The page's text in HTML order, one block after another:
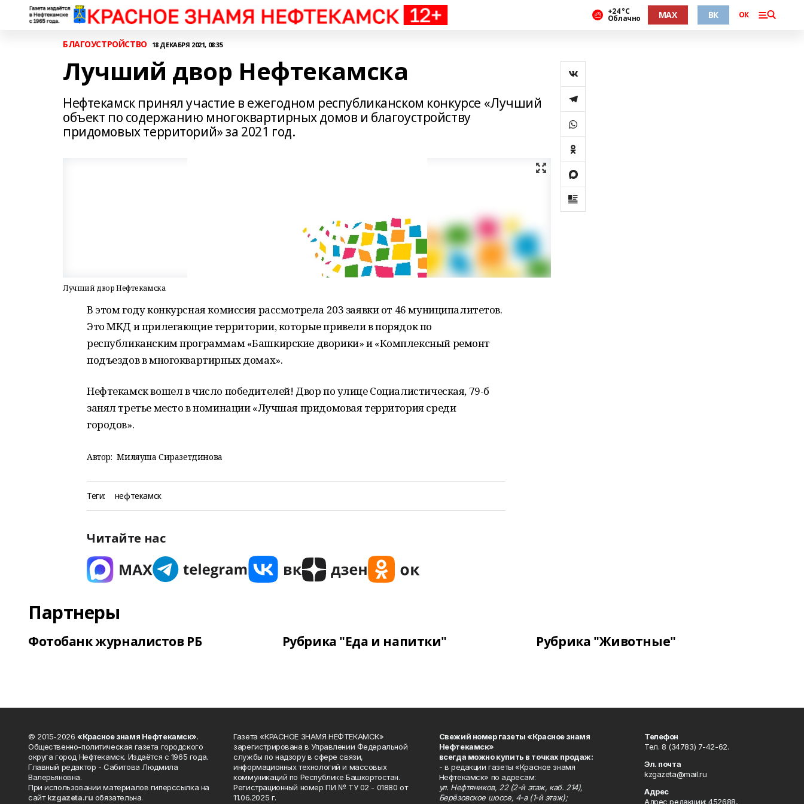
+24 °С
Облачно MAX ВК ОК
БЛАГОУСТРОЙСТВО 18 ДЕКАБРЯ 2021, 08:35
Лучший двор Нефтекамска
Нефтекамск принял участие в ежегодном республиканском конкурсе «Лучший
объект по содержанию многоквартирных домов и благоустройству
придомовых территорий» за 2021 год.
Лучший двор Нефтекамска
В этом году конкурсная комиссия рассмотрела 203 заявки от 46 муниципалитетов.
Это МКД и прилегающие территории, которые привели в порядок по
республиканским программам «Башкирские дворики» и «Комплексный ремонт
подъездов в многоквартирных домах».
Нефтекамск вошел в число победителей! Двор по улице Социалистическая, 79-б
занял третье место в номинации «Лучшая придомовая территория среди
городов».
Автор: Миляуша Сиразетдинова
Теги: нефтекамск
Читайте нас
Партнеры
Фотобанк журналистов РБ Рубрика "Еда и напитки" Рубрика "Животные"
© 2015-2026 «Красное знамя Нефтекамск».
Общественно-политическая газета городского
округа город Нефтекамск. Издаётся с 1965 года.
Главный редактор - Сабитова Людмила
Валерьяновна.
При использовании материалов гиперссылка на
сайтkzgazeta.ru обязательна.
Газета «КРАСНОЕ ЗНАМЯ НЕФТЕКАМСК»
зарегистрирована в Управлении Федеральной
службы по надзору в сфере связи,
информационных технологий и массовых
коммуникаций по Республике Башкортостан.
Регистрационный номер ПИ № ТУ 02 - 01880 от
11.06.2025 г.
Свежий номер газеты «Красное знамя
Нефтекамск»
всегда можно купить в точках продаж:
- в редакции газеты «Красное знамя
Нефтекамск» по адресам:
ул. Нефтяников, 22 (2-й этаж, каб. 214),
Берёзовское шоссе, 4-а (1-й этаж);
Телефон
Тел. 8 (34783) 7-42-62.
Эл. почта
kzgazeta@mail.ru
Адрес
Адрес редакции: 452688,